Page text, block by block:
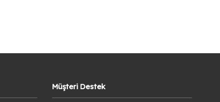
Müşteri Destek